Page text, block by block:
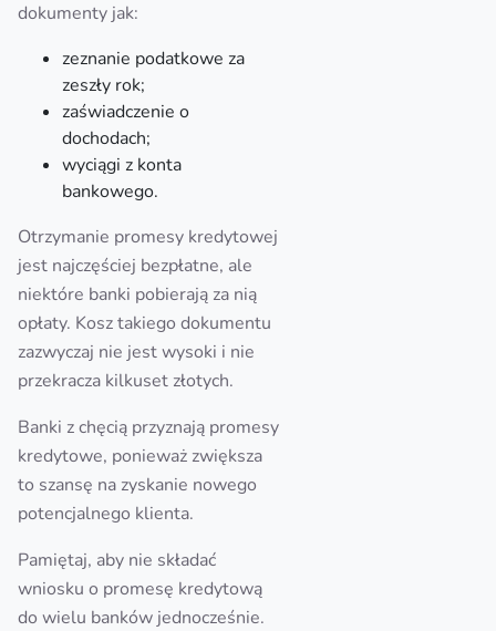
dokumenty jak:
zeznanie podatkowe za
zeszły rok;
zaświadczenie o
dochodach;
wyciągi z konta
bankowego.
Otrzymanie promesy kredytowej
jest najczęściej bezpłatne, ale
niektóre banki pobierają za nią
opłaty. Kosz takiego dokumentu
zazwyczaj nie jest wysoki i nie
przekracza kilkuset złotych.
Banki z chęcią przyznają promesy
kredytowe, ponieważ zwiększa
to szansę na zyskanie nowego
potencjalnego klienta.
Pamiętaj, aby nie składać
wniosku o promesę kredytową
do wielu banków jednocześnie.